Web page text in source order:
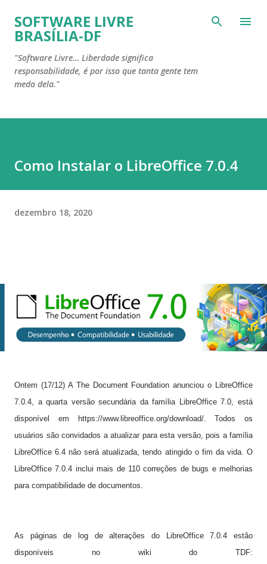
Pular para o conteúdo principal
SOFTWARE LIVRE
BRASÍLIA-DF
"Software Livre… Liberdade significa
responsabilidade, é por isso que tanta gente tem
medo dela."
Como Instalar o LibreOffice 7.0.4
dezembro 18, 2020
Ontem (17/12) A The Document Foundation anunciou o LibreOffice
7.0.4, a quarta versão secundária da família LibreOffice 7.0, está
disponível em https://www.libreoffice.org/download/. Todos os
usuários são convidados a atualizar para esta versão, pois a família
LibreOffice 6.4 não será atualizada, tendo atingido o fim da vida. O
LibreOffice 7.0.4 inclui mais de 110 correções de bugs e melhorias
para compatibilidade de documentos.
As páginas de log de alterações do LibreOffice 7.0.4 estão
disponíveis no wiki do TDF: